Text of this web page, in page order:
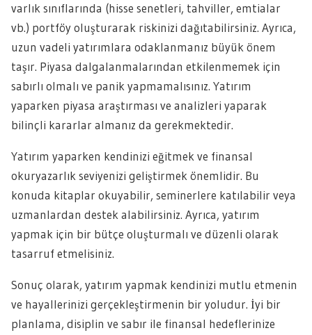
varlık sınıflarında (hisse senetleri, tahviller, emtialar
vb.) portföy oluşturarak riskinizi dağıtabilirsiniz. Ayrıca,
uzun vadeli yatırımlara odaklanmanız büyük önem
taşır. Piyasa dalgalanmalarından etkilenmemek için
sabırlı olmalı ve panik yapmamalısınız. Yatırım
yaparken piyasa araştırması ve analizleri yaparak
bilinçli kararlar almanız da gerekmektedir.
Yatırım yaparken kendinizi eğitmek ve finansal
okuryazarlık seviyenizi geliştirmek önemlidir. Bu
konuda kitaplar okuyabilir, seminerlere katılabilir veya
uzmanlardan destek alabilirsiniz. Ayrıca, yatırım
yapmak için bir bütçe oluşturmalı ve düzenli olarak
tasarruf etmelisiniz.
Sonuç olarak, yatırım yapmak kendinizi mutlu etmenin
ve hayallerinizi gerçekleştirmenin bir yoludur. İyi bir
planlama, disiplin ve sabır ile finansal hedeflerinize